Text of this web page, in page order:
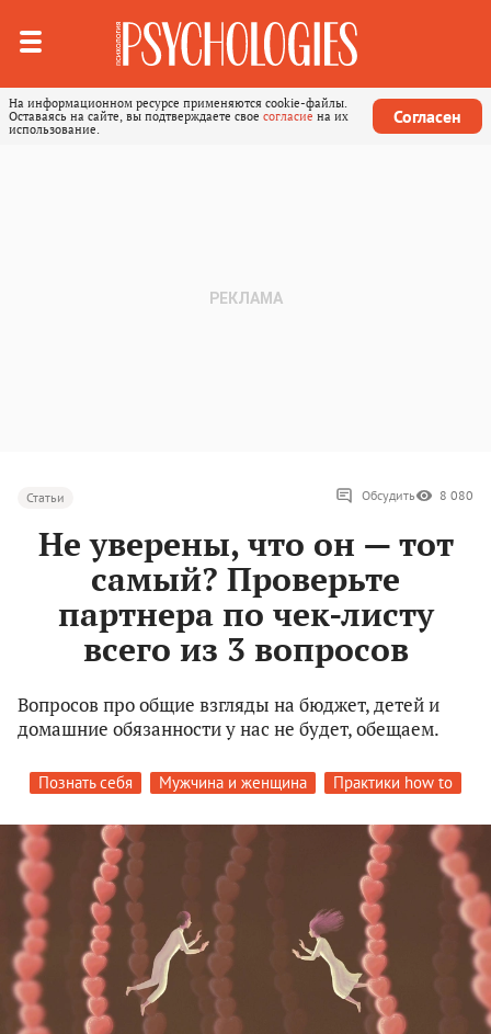
На информационном ресурсе применяются cookie-файлы.
Оставаясь на сайте, вы подтверждаете свое согласие на их
использование.
Согласен
Статьи Обсудить 8 080
Не уверены, что он — тот
самый? Проверьте
партнера по чек-листу
всего из 3 вопросов
Вопросов про общие взгляды на бюджет, детей и
домашние обязанности у нас не будет, обещаем.
Познать себя Мужчина и женщина Практики how to